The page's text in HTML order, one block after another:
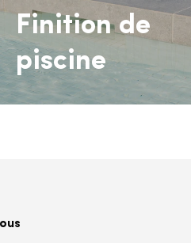
Finition de
piscine